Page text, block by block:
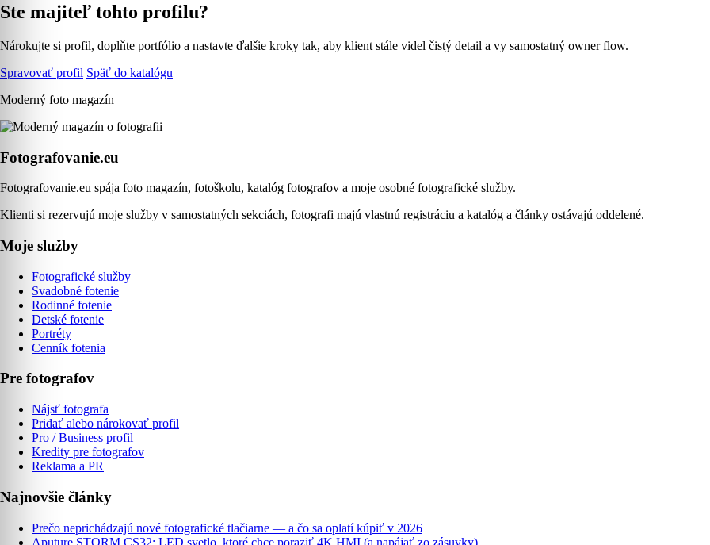
Ste majiteľ tohto profilu?
Nárokujte si profil, doplňte portfólio a nastavte ďalšie kroky tak, aby klient stále videl čistý detail a vy samostatný owner flow.
Spravovať profil Späť do katalógu
Moderný foto magazín
Fotografovanie.eu
Fotografovanie.eu spája foto magazín, fotoškolu, katalóg fotografov a moje osobné fotografické služby.
Klienti si rezervujú moje služby v samostatných sekciách, fotografi majú vlastnú registráciu a katalóg a články ostávajú oddelené.
Moje služby
Fotografické služby
Svadobné fotenie
Rodinné fotenie
Detské fotenie
Portréty
Cenník fotenia
Pre fotografov
Nájsť fotografa
Pridať alebo nárokovať profil
Pro / Business profil
Kredity pre fotografov
Reklama a PR
Najnovšie články
Prečo neprichádzajú nové fotografické tlačiarne — a čo sa oplatí kúpiť v 2026
Aputure STORM CS32: LED svetlo, ktoré chce poraziť 4K HMI (a napájať zo zásuvky)